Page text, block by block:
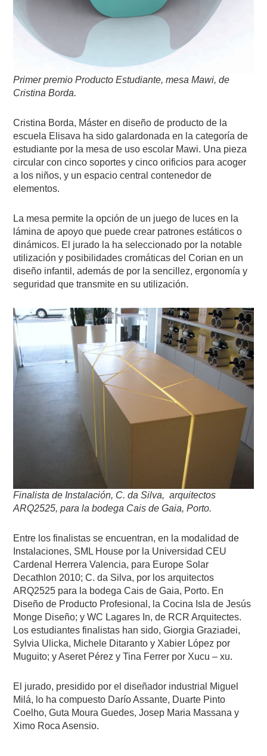
Primer premio Producto Estudiante, mesa Mawi, de
Cristina Borda.
Cristina Borda, Máster en diseño de producto de la
escuela Elisava ha sido galardonada en la categoría de
estudiante por la mesa de uso escolar Mawi. Una pieza
circular con cinco soportes y cinco orificios para acoger
a los niños, y un espacio central contenedor de
elementos.
La mesa permite la opción de un juego de luces en la
lámina de apoyo que puede crear patrones estáticos o
dinámicos. El jurado la ha seleccionado por la notable
utilización y posibilidades cromáticas del Corian en un
diseño infantil, además de por la sencillez, ergonomía y
seguridad que transmite en su utilización.
Finalista de Instalación, C. da Silva, arquitectos
ARQ2525, para la bodega Cais de Gaia, Porto.
Entre los finalistas se encuentran, en la modalidad de
Instalaciones, SML House por la Universidad CEU
Cardenal Herrera Valencia, para Europe Solar
Decathlon 2010; C. da Silva, por los arquitectos
ARQ2525 para la bodega Cais de Gaia, Porto. En
Diseño de Producto Profesional, la Cocina Isla de Jesús
Monge Diseño; y WC Lagares In, de RCR Arquitectes.
Los estudiantes finalistas han sido, Giorgia Graziadei,
Sylvia Ulicka, Michele Ditaranto y Xabier López por
Muguito; y Aseret Pérez y Tina Ferrer por Xucu – xu.
El jurado, presidido por el diseñador industrial Miguel
Milá, lo ha compuesto Darío Assante, Duarte Pinto
Coelho, Guta Moura Guedes, Josep Maria Massana y
Ximo Roca Asensio.